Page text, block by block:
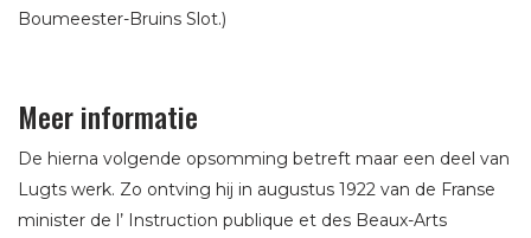
Boumeester-Bruins Slot.)
Meer informatie
De hierna volgende opsomming betreft maar een deel van
Lugts werk. Zo ontving hij in augustus 1922 van de Franse
minister de l’ Instruction publique et des Beaux-Arts